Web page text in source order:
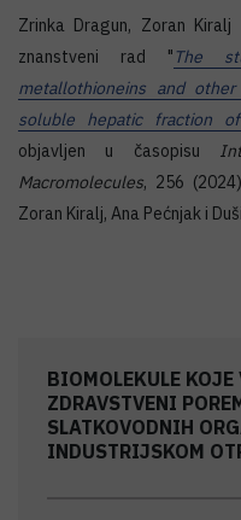
Zrinka Dragun, Zoran
znanstveni rad " The
metallothioneins and
soluble hepatic fraction
objavljen u časopisu
Macromolecules, 256
Zoran Kiralj, Ana Pećnjak i
BIOMOLEKULE KOJE
ZDRAVSTVENI
SLATKOVODNIH
INDUSTRIJSKOM